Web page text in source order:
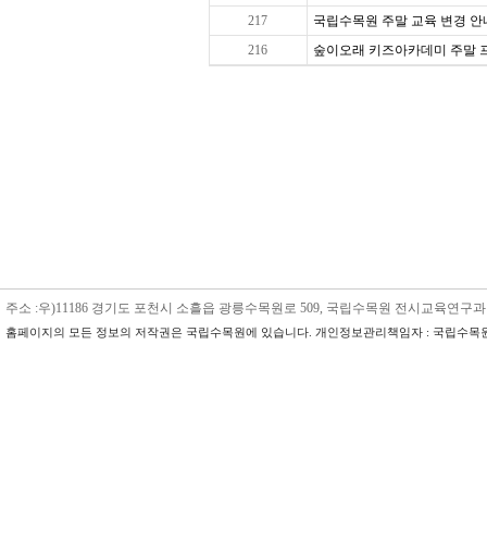
217
국립수목원 주말 교육 변경
216
숲이오래 키즈아카데미 주말
주소 :우)11186 경기도 포천시 소흘읍 광릉수목원로 509, 국립수목원 전시교육연구
홈페이지의 모든 정보의 저작권은 국립수목원에 있습니다. 개인정보관리책임자 : 국립수목